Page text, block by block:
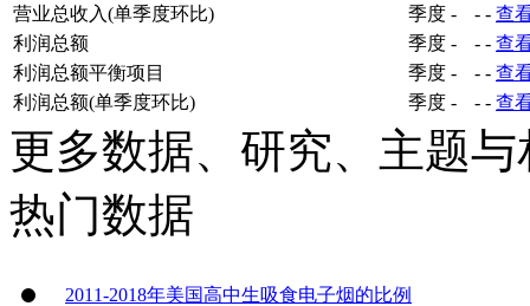
营业总收入(单季度环比)
季度 - - - 查
利润总额
季度 - - - 查
利润总额平衡项目
季度 - - - 查
利润总额(单季度环比)
季度 - - - 查
更多数据、研究、主题
热门数据
2011-2018年美国高中生吸食电子烟的比例